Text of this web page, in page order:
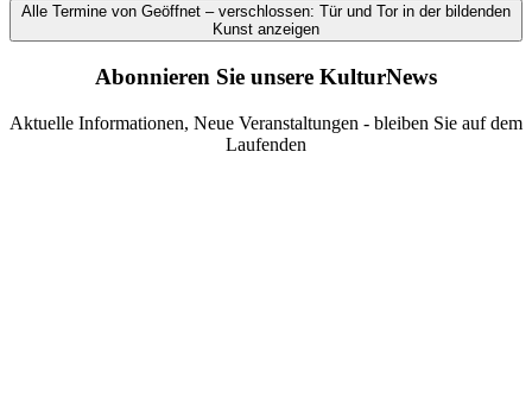
Alle Termine von Geöffnet – verschlossen: Tür und Tor in der bildenden
Kunst anzeigen
Abonnieren Sie unsere KulturNews
Aktuelle Informationen, Neue Veranstaltungen - bleiben Sie auf dem
Laufenden